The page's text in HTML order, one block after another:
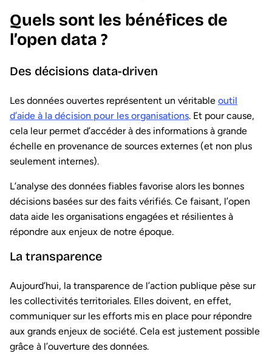
Quels sont les bénéfices de
l’open data ?
Des décisions data-driven
Les données ouvertes représentent un véritable outil
d’aide à la décision pour les organisations. Et pour cause,
cela leur permet d’accéder à des informations à grande
échelle en provenance de sources externes (et non plus
seulement internes).
L’analyse des données fiables favorise alors les bonnes
décisions basées sur des faits vérifiés. Ce faisant, l’open
data aide les organisations engagées et résilientes à
répondre aux enjeux de notre époque.
La transparence
Aujourd’hui, la transparence de l’action publique pèse sur
les collectivités territoriales. Elles doivent, en effet,
communiquer sur les efforts mis en place pour répondre
aux grands enjeux de société. Cela est justement possible
grâce à l’ouverture des données.